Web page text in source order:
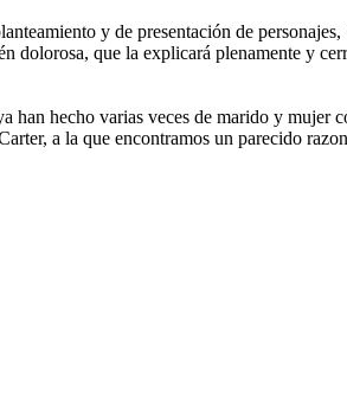
y de presentación de personajes,
dolorosa, que la explicará plenamente y
han hecho varias veces de marido y
a la que encontramos un parecido